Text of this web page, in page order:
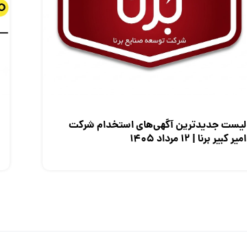
لیست جدیدترین آگهی‌های استخدام شرکت
امیر کبیر برنا | ۱۲ مرداد ۱۴۰۵